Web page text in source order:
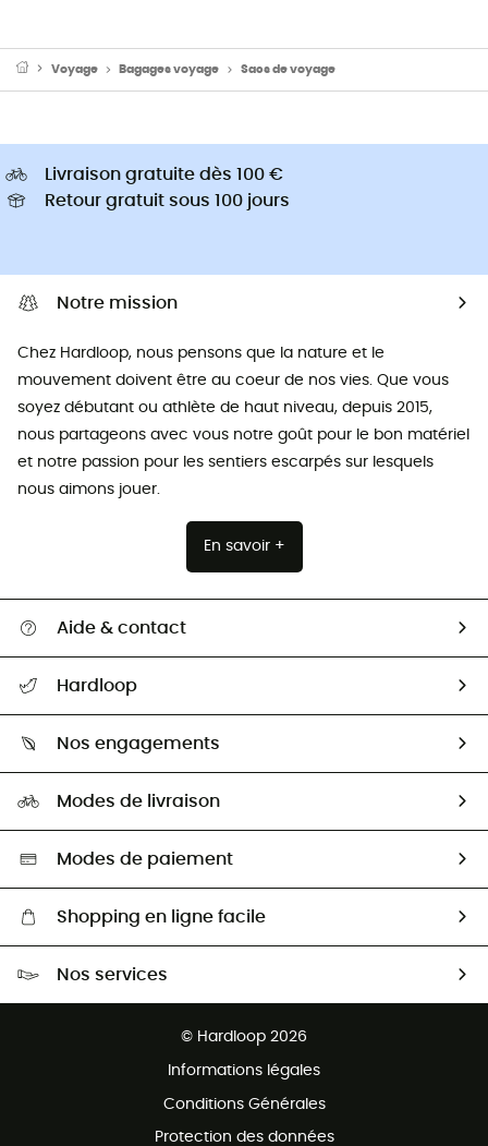
Voyage Bagages voyage Sacs de voyage
Livraison gratuite dès 100 €
Retour gratuit sous 100 jours
Notre mission
Chez Hardloop, nous pensons que la nature et le
mouvement doivent être au coeur de nos vies. Que vous
soyez débutant ou athlète de haut niveau, depuis 2015,
nous partageons avec vous notre goût pour le bon matériel
et notre passion pour les sentiers escarpés sur lesquels
nous aimons jouer.
En savoir +
Aide & contact
Retour & remboursement
Guide des tailles
Seconde Main
Aide & Contact
Hardloop
Nos engagements
Sélection éco-responsable
Modes de livraison
Modes de paiement
Shopping en ligne facile
Nos services
© Hardloop 2026
Informations légales
Conditions Générales
Protection des données